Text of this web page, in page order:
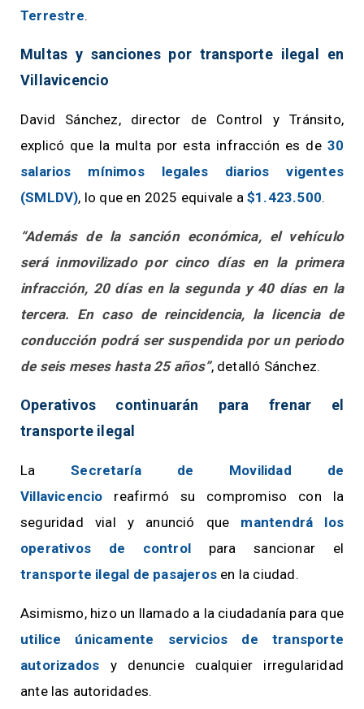
Terrestre.
Multas y sanciones por transporte ilegal en
Villavicencio
David Sánchez, director de Control y Tránsito,
explicó que la multa por esta infracción es de 30
salarios mínimos legales diarios vigentes
(SMLDV), lo que en 2025 equivale a$1.423.500.
“Además de la sanción económica, el vehículo
será inmovilizado por cinco días en la primera
infracción, 20 días en la segunda y 40 días en la
tercera. En caso de reincidencia, la licencia de
conducción podrá ser suspendida por un periodo
de seis meses hasta 25 años”, detalló Sánchez.
Operativos continuarán para frenar el
transporte ilegal
LaSecretaría de Movilidad de
Villavicencio reafirmó su compromiso con la
seguridad vial y anunció que mantendrá los
operativos de control para sancionar el
transporte ilegal de pasajeros en la ciudad.
Asimismo, hizo un llamado a la ciudadanía para que
utilice únicamente servicios de transporte
autorizados y denuncie cualquier irregularidad
ante las autoridades.